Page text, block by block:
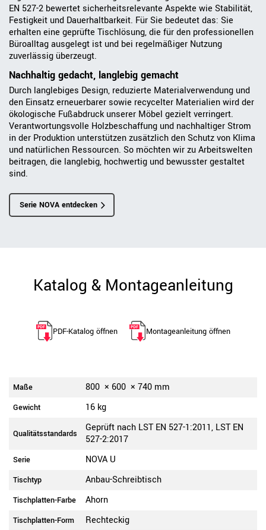
EN 527-2 bewertet sicherheitsrelevante Aspekte wie Stabilität,
Festigkeit und Dauerhaltbarkeit. Für Sie bedeutet das: Sie
erhalten eine geprüfte Tischlösung, die für den professionellen
Büroalltag ausgelegt ist und bei regelmäßiger Nutzung
zuverlässig überzeugt.
Nachhaltig gedacht, langlebig gemacht
Durch langlebiges Design, reduzierte Materialverwendung und
den Einsatz erneuerbarer sowie recycelter Materialien wird der
ökologische Fußabdruck unserer Möbel gezielt verringert.
Verantwortungsvolle Holzbeschaffung und nachhaltiger Strom
in der Produktion unterstützen zusätzlich den Schutz von Klima
und natürlichen Ressourcen. So möchten wir zu Arbeitswelten
beitragen, die langlebig, hochwertig und bewusster gestaltet
sind.
Serie NOVA entdecken
Katalog & Montageanleitung
PDF-Katalog öffnen Montageanleitung öffnen
Maße 800 × 600 × 740 mm
Gewicht 16 kg
Qualitätsstandards
Geprüft nach LST EN 527-1:2011, LST EN
527-2:2017
Serie NOVA U
Tischtyp Anbau-Schreibtisch
Tischplatten-Farbe Ahorn
Tischplatten-Form Rechteckig